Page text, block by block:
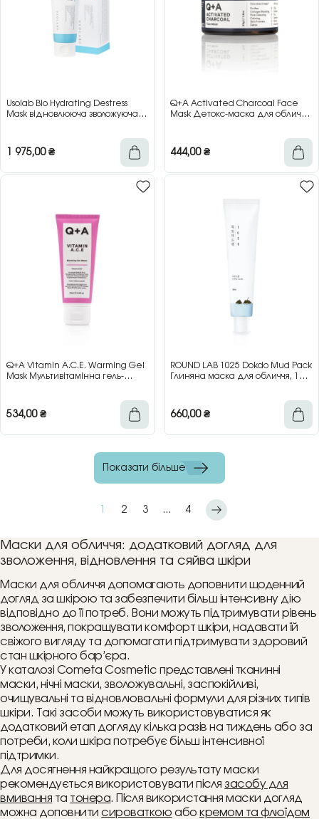
Маски для обличчя: додатковий догляд для
зволоження, відновлення та сяйва шкіри
Маски для обличчя допомагають доповнити щоденний
догляд за шкірою та забезпечити більш інтенсивну дію
відповідно до її потреб. Вони можуть підтримувати рівень
зволоження, покращувати комфорт шкіри, надавати їй
свіжого вигляду та допомагати підтримувати здоровий
стан шкірного бар’єра.
У каталозі Cometa Cosmetic представлені тканинні
маски, нічні маски, зволожувальні, заспокійливі,
очищувальні та відновлювальні формули для різних типів
шкіри. Такі засоби можуть використовуватися як
додатковий етап догляду кілька разів на тиждень або за
потреби, коли шкіра потребує більш інтенсивної
підтримки.
Для досягнення найкращого результату маски
рекомендується використовувати після засобу для
вмивання та тонера. Після використання маски догляд
можна доповнитисироваткою абокремом та флюїдом
Usolab Bio Hydrating Destress
Mask відновлююча зволожуюча
1 975,00₴
Q+A Activated Charcoal Face
Mask Детокс-маска для обличчя
444,00₴
Q+A Vitamin A.C.E. Warming Gel
Mask Мультивітамінна гель-
534,00₴
ROUND LAB 1025 Dokdo Mud Pack
Глиняна маска для обличчя, 100
660,00₴
Показати більше
2 3 ... 4